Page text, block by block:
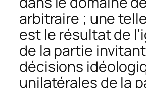
arbitraire ; une
est le résultat de
de la partie
décisions
unilatérales de la